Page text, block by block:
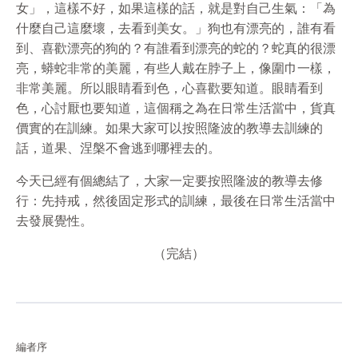
女」，這樣不好，如果這樣的話，就是對自己生氣：「為
什麼自己這麼壞，去看到美女。」狗也有漂亮的，誰有看
到、喜歡漂亮的狗的？有誰看到漂亮的蛇的？蛇真的很漂
亮，蟒蛇非常的美麗，有些人戴在脖子上，像圍巾一樣，
非常美麗。所以眼睛看到色，心喜歡要知道。眼睛看到
色，心討厭也要知道，這個稱之為在日常生活當中，貨真
價實的在訓練。如果大家可以按照隆波的教導去訓練的
話，道果、涅槃不會逃到哪裡去的。
今天已經有個總結了，大家一定要按照隆波的教導去修
行：先持戒，然後固定形式的訓練，最後在日常生活當中
去發展覺性。
（完結）
編者序